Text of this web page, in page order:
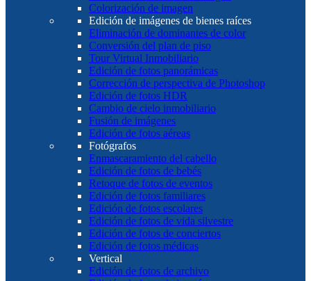
Colorización de imagen
Edición de imágenes de bienes raíces
Eliminación de dominantes de color
Conversión del plan de piso
Tour Virtual Inmobiliario
Edición de fotos panorámicas
Corrección de perspectiva de Photoshop
Edición de fotos HDR
Cambio de cielo inmobiliario
Fusión de imágenes
Edición de fotos aéreas
Fotógrafos
Enmascaramiento del cabello
Edición de fotos de bebés
Retoque de fotos de eventos
Edición de fotos familiares
Edición de fotos escolares
Edición de fotos de vida silvestre
Edición de fotos de conciertos
Edición de fotos médicas
Vertical
Edición de fotos de archivo